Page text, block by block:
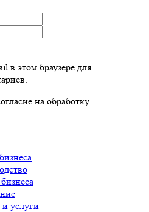
в этом браузере для
на обработку
услуги